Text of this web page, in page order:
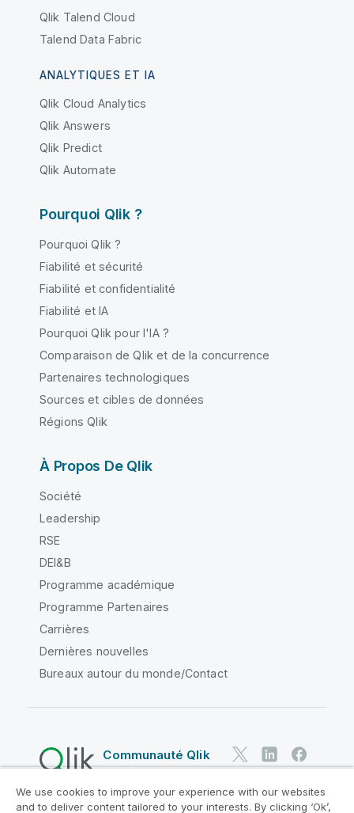
Qlik Talend Cloud
Talend Data Fabric
ANALYTIQUES ET IA
Qlik Cloud Analytics
Qlik Answers
Qlik Predict
Qlik Automate
Pourquoi Qlik ?
Pourquoi Qlik ?
Fiabilité et sécurité
Fiabilité et confidentialité
Fiabilité et IA
Pourquoi Qlik pour l'IA ?
Comparaison de Qlik et de la concurrence
Partenaires technologiques
Sources et cibles de données
Régions Qlik
À Propos De Qlik
Société
Leadership
RSE
DEI&B
Programme académique
Programme Partenaires
Carrières
Dernières nouvelles
Bureaux autour du monde/Contact
Communauté Qlik
Contrats juridiques
We use cookies to improve your experience with our websites
and to deliver content tailored to your interests. By clicking ‘Ok’,